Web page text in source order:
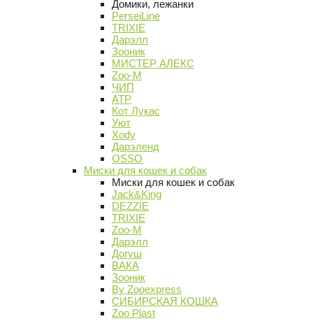
Домики, лежанки
PerseiLine
TRIXIE
Дарэлл
Зооник
МИСТЕР АЛЕКС
Zoo-M
ЧИП
АТР
Кот Лукас
Уют
Xody
Дарэленд
OSSO
Миски для кошек и собак
Миски для кошек и собак
Jack&King
DEZZIE
TRIXIE
Zoo-M
Дарэлл
Догуш
ВАКА
Зооник
By Zooexpress
СИБИРСКАЯ КОШКА
Zoo Plast